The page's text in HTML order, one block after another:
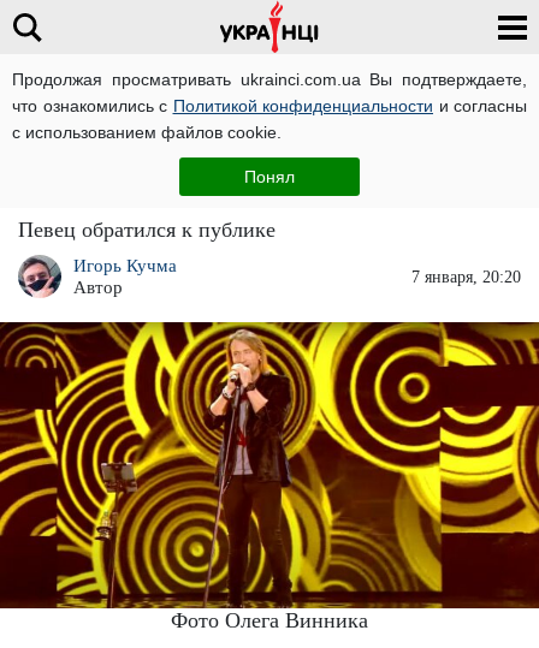
Продолжая просматривать ukrainci.com.ua Вы подтверждаете,
что ознакомились с Политикой конфиденциальности и согласны
с использованием файлов cookie.
Понял
Олег Винник рассказал, что он хочет
показать своим волчицам: "От сердца ..."
Певец обратился к публике
Игорь Кучма
Автор
7 января, 20:20
Фото Олега Винника